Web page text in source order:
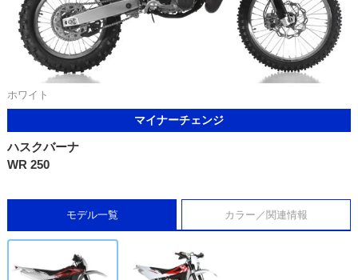
ホワイト
マイナーチェンジ
ハスクバーナ
WR 250
モデル一覧 カラー／関連情報